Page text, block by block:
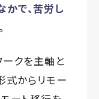
かで、苦労し
クを主軸と
式からリモー